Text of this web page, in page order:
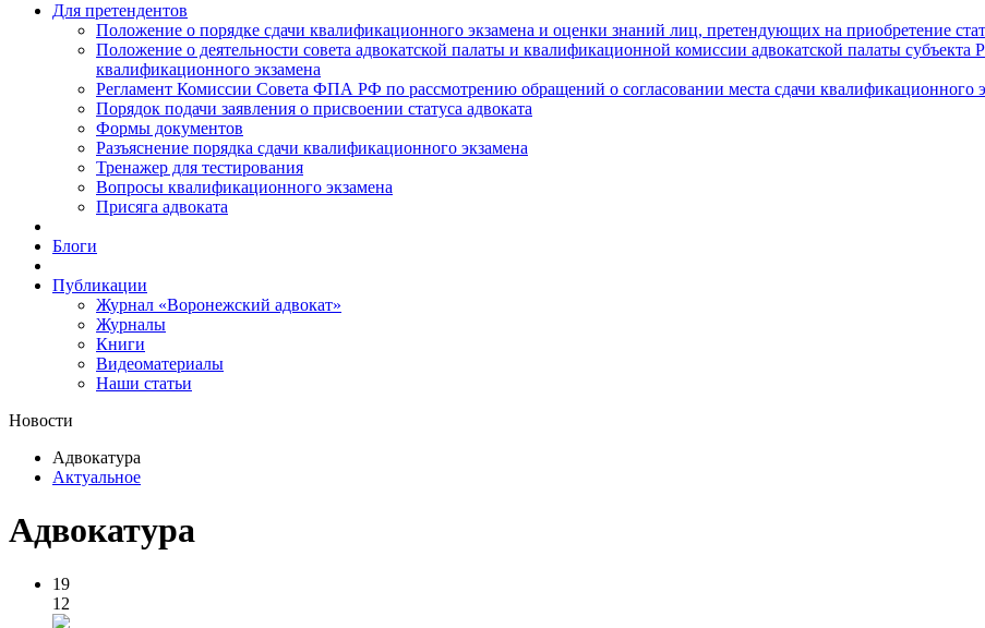
Для претендентов
Положение о порядке сдачи квалификационного экзамена и оценки знаний лиц, претендующих на приобретение
Положение о деятельности совета адвокатской палаты и квалификационной комиссии адвокатской палаты
квалификационного экзамена
Регламент Комиссии Совета ФПА РФ по рассмотрению обращений о согласовании места сдачи квалификационного
Порядок подачи заявления о присвоении статуса адвоката
Формы документов
Разъяснение порядка сдачи квалификационного экзамена
Тренажер для тестирования
Вопросы квалификационного экзамена
Присяга адвоката
Блоги
Публикации
Журнал «Воронежский адвокат»
Журналы
Книги
Видеоматериалы
Наши статьи
Новости
Адвокатура
Актуальное
Адвокатура
19
12